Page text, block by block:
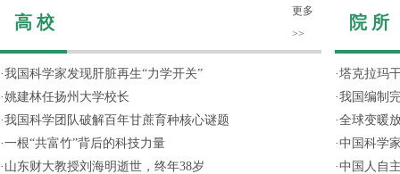
高 校
更多
>>
·我国科学家发现肝脏再生“力学开关”
·姚建林任扬州大学校长
·我国科学团队破解百年甘蔗育种核心谜题
·一根“共富竹”背后的科技力量
· 山东财大教授刘海明逝世，终年38岁
院 所
·塔克拉玛
·我国编制
·全球变暖
·中国科学
·中国人自